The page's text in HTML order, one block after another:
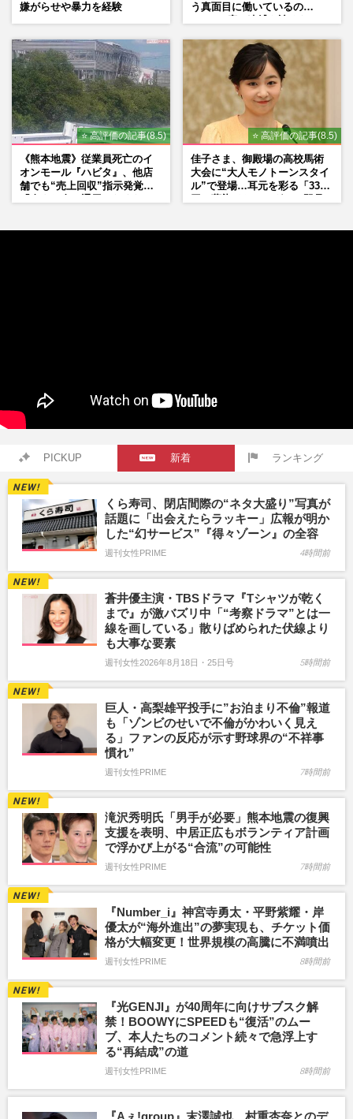
嫌がらせや暴力を経験
う真面目に働いているの
⭐ 高評価の記事(8.5)
《熊本地震》従業員死亡のイ
オンモール『ハビタ』、他店
舗でも“売上回収”指示発覚で
⭐ 高評価の記事(8.5)
佳子さま、御殿場の高校馬術
大会に“大人モノトーンスタイ
ル”で登場…耳元を彩る「3300
PICKUP 新着 ランキング
くら寿司、閉店間際の“ネタ大盛り”写真が
話題に「出会えたらラッキー」広報が明か
した“幻サービス”『得々ゾーン』の全容
週刊女性PRIME 4時間前
蒼井優主演・TBSドラマ『Tシャツが乾く
まで』が激バズリ中「“考察ドラマ”とは一
線を画している」散りばめられた伏線より
も大事な要素
週刊女性2026年8月18日・25日号 5時間前
巨人・高梨雄平投手に”お泊まり不倫”報道
も「ゾンビのせいで不倫がかわいく見え
る」ファンの反応が示す野球界の“不祥事
慣れ”
週刊女性PRIME 7時間前
滝沢秀明氏「男手が必要」熊本地震の復興
支援を表明、中居正広もボランティア計画
で浮かび上がる“合流”の可能性
週刊女性PRIME 7時間前
『Number_i』神宮寺勇太・平野紫耀・岸
優太が“海外進出”の夢実現も、チケット価
格が大幅変更！世界規模の高騰に不満噴出
週刊女性PRIME 8時間前
『光GENJI』が40周年に向けサブスク解
禁！BOOWYにSPEEDも“復活”のムー
ブ、本人たちのコメント続々で急浮上す
る“再結成”の道
週刊女性PRIME 8時間前